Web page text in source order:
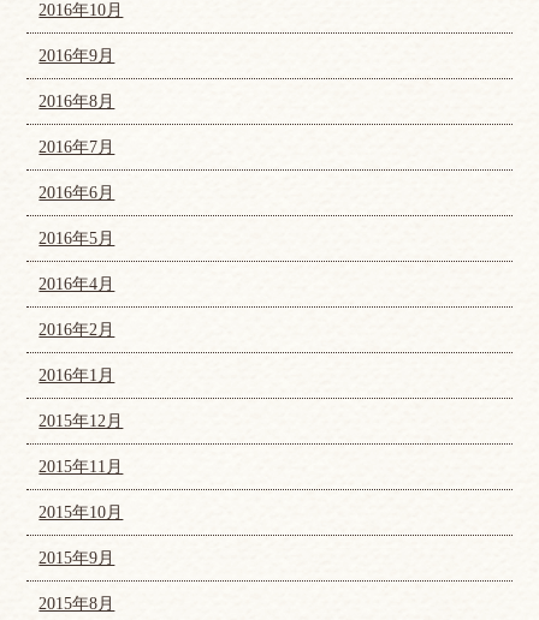
2016年10月
2016年9月
2016年8月
2016年7月
2016年6月
2016年5月
2016年4月
2016年2月
2016年1月
2015年12月
2015年11月
2015年10月
2015年9月
2015年8月